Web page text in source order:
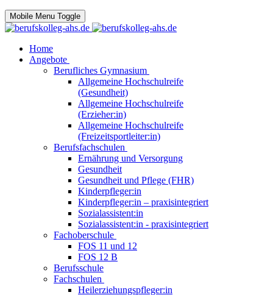
Mobile Menu Toggle
Home
Angebote
Berufliches Gymnasium
Allgemeine Hochschulreife
(Gesundheit)
Allgemeine Hochschulreife
(Erzieher:in)
Allgemeine Hochschulreife
(Freizeitsportleiter:in)
Berufsfachschulen
Ernährung und Versorgung
Gesundheit
Gesundheit und Pflege (FHR)
Kinderpfleger:in
Kinderpfleger:in – praxisintegriert
Sozialassistent:in
Sozialassistent:in - praxisintegriert
Fachoberschule
FOS 11 und 12
FOS 12 B
Berufsschule
Fachschulen
Heilerziehungspfleger:in